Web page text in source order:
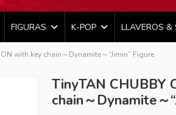
FIGURAS K-POP LLAVEROS &
with key chain～Dynamite～“Jimin” Figure
TinyTAN CHUBBY
chain～Dynamite～